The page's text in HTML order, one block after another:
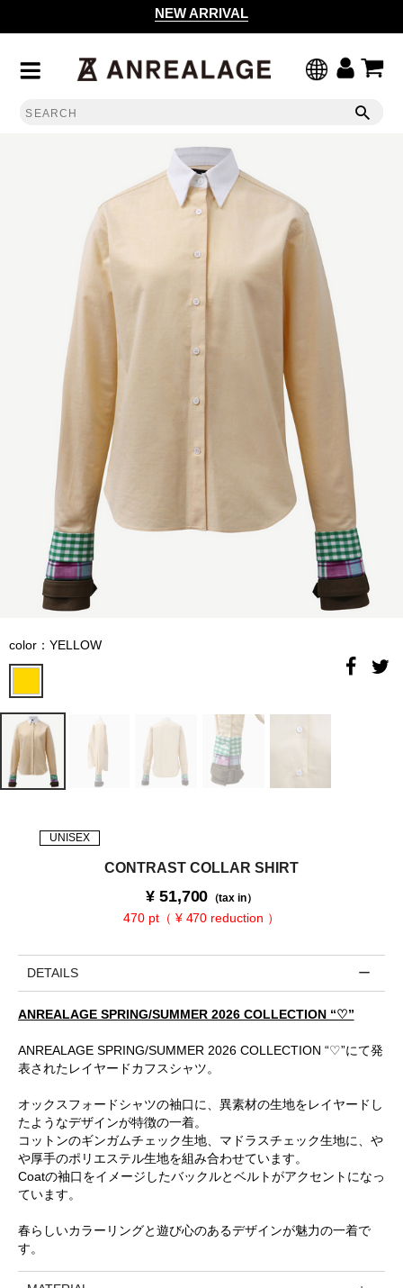
NEW ARRIVAL
color：YELLOW
UNISEX
CONTRAST COLLAR SHIRT
¥ 51,700 （tax in）
470 pt（ ¥ 470 reduction ）
DETAILS
ANREALAGE SPRING/SUMMER 2026 COLLECTION “♡”
ANREALAGE SPRING/SUMMER 2026 COLLECTION “♡”にて発
表されたレイヤードカフスシャツ。
オックスフォードシャツの袖口に、異素材の生地をレイヤードし
たようなデザインが特徴の一着。
コットンのギンガムチェック生地、マドラスチェック生地に、や
や厚手のポリエステル生地を組み合わせています。
Coatの袖口をイメージしたバックルとベルトがアクセントになっ
ています。
春らしいカラーリングと遊び心のあるデザインが魅力の一着で
す。